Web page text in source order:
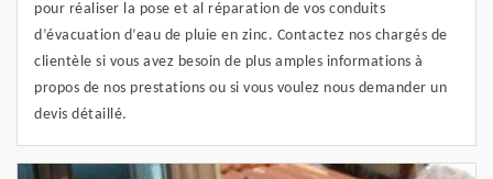
pour réaliser la pose et al réparation de vos conduits
d’évacuation d’eau de pluie en zinc. Contactez nos chargés de
clientèle si vous avez besoin de plus amples informations à
propos de nos prestations ou si vous voulez nous demander un
devis détaillé.